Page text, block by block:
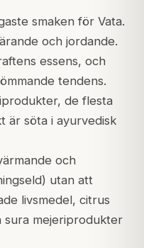
smaken för Vata.
och jordande.
essens, och
tendens.
de flesta
är söta i ayurvedisk
och
utan att
livsmedel, citrus
sura mejeriprodukter